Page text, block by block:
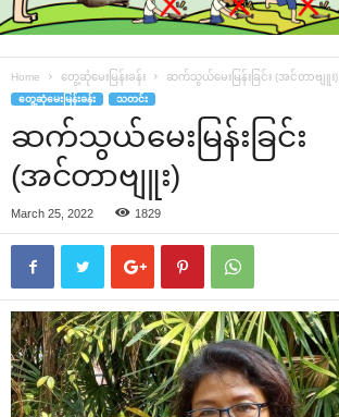
Home တွေ့ဆုံမေးမြန်းခန်း ဆက်သွယ်မေးမြန်းခြင်း (အင်တာဗျူး)
တွေ့ဆုံမေးမြန်းခန်း သတင်း
ဆက်သွယ်မေးမြန်းခြင်း
(အင်တာဗျူး)
March 25, 2022 1829